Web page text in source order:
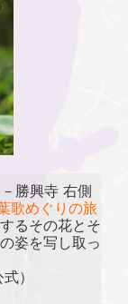
勝興寺 右側
歌めぐりの旅
るその花とそ
姿を写し取っ
）